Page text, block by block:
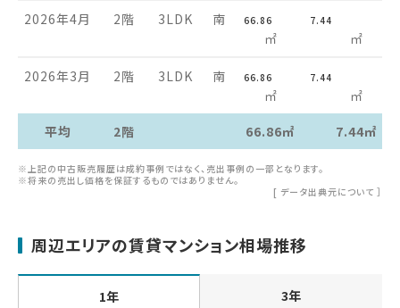
2026年4月 2階 3LDK 南 66.86
㎡
7.44
㎡
2026年3月 2階 3LDK 南 66.86
㎡
7.44
㎡
平均
2階 66.86㎡ 7.44㎡
※上記の中古販売履歴は成約事例ではなく、売出事例の一部となります。
※将来の売出し価格を保証するものではありません。
[ データ出典元について ］
周辺エリアの賃貸マンション相場推移
1年 3年